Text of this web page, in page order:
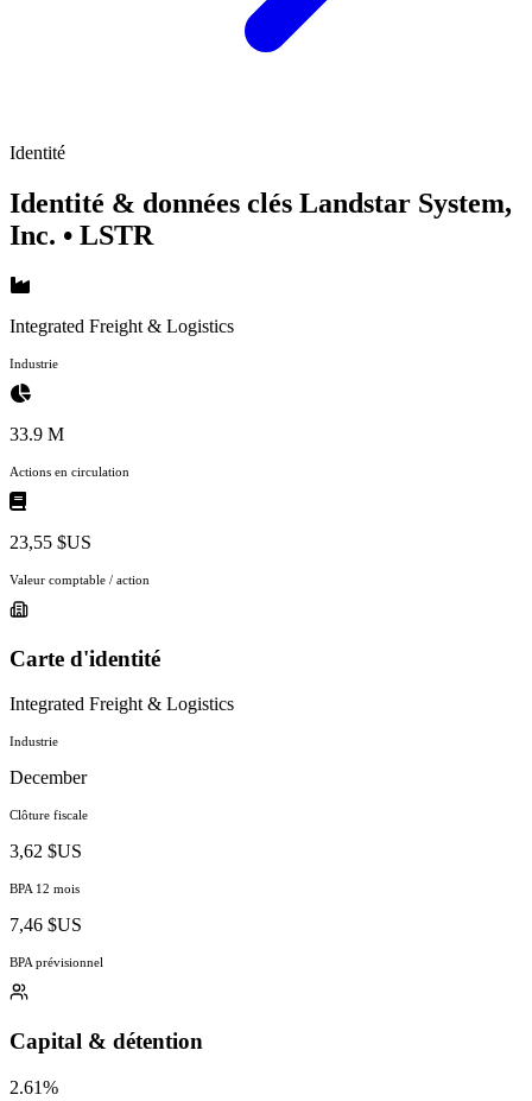
Identité
Identité & données clés Landstar System,
Inc. • LSTR
Integrated Freight & Logistics
Industrie
33.9 M
Actions en circulation
23,55 $US
Valeur comptable / action
Carte d'identité
Integrated Freight & Logistics
Industrie
December
Clôture fiscale
3,62 $US
BPA 12 mois
7,46 $US
BPA prévisionnel
Capital & détention
2.61%